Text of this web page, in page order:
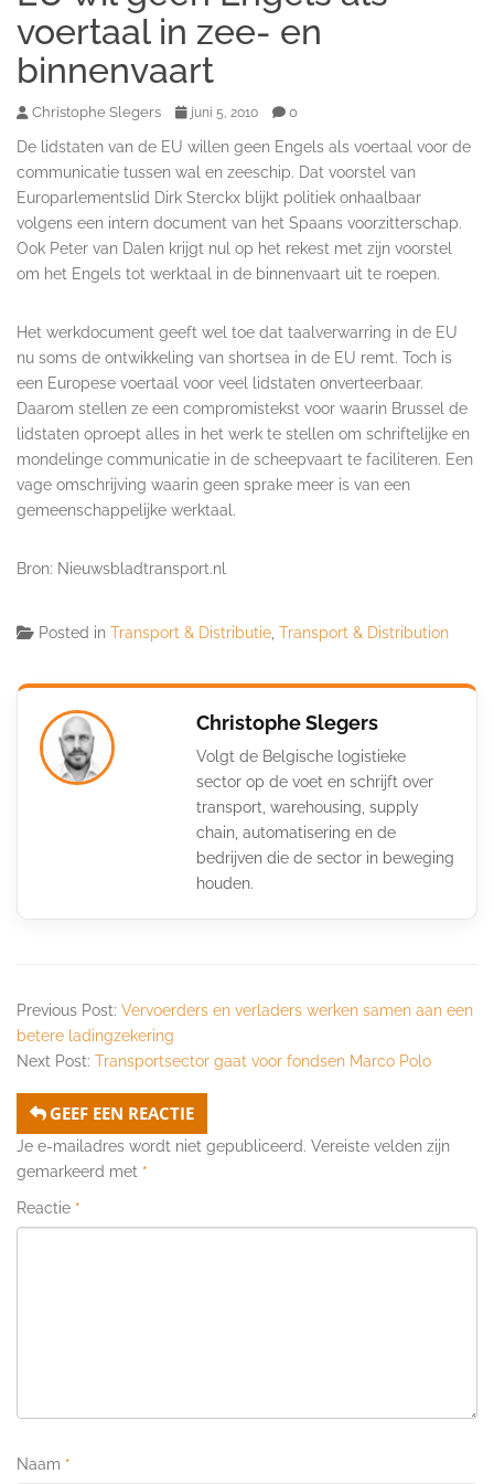
voertaal in zee- en
binnenvaart
Christophe Slegers juni 5, 2010 0
De lidstaten van de EU willen geen Engels als voertaal voor de
communicatie tussen wal en zeeschip. Dat voorstel van
Europarlementslid Dirk Sterckx blijkt politiek onhaalbaar
volgens een intern document van het Spaans voorzitterschap.
Ook Peter van Dalen krijgt nul op het rekest met zijn voorstel
om het Engels tot werktaal in de binnenvaart uit te roepen.
Het werkdocument geeft wel toe dat taalverwarring in de EU
nu soms de ontwikkeling van shortsea in de EU remt. Toch is
een Europese voertaal voor veel lidstaten onverteerbaar.
Daarom stellen ze een compromistekst voor waarin Brussel de
lidstaten oproept alles in het werk te stellen om schriftelijke en
mondelinge communicatie in de scheepvaart te faciliteren. Een
vage omschrijving waarin geen sprake meer is van een
gemeenschappelijke werktaal.
Bron: Nieuwsbladtransport.nl
Posted in Transport & Distributie Transport & Distribution
Christophe Slegers
Volgt de Belgische logistieke
sector op de voet en schrijft over
transport, warehousing, supply
chain, automatisering en de
bedrijven die de sector in beweging
houden.
Previous Post: Vervoerders en verladers werken samen aan een
betere ladingzekering
Next Post: Transportsector gaat voor fondsen Marco Polo
GEEF EEN REACTIE
Je e-mailadres wordt niet gepubliceerd. Vereiste velden zijn
gemarkeerd met *
Reactie *
Naam *